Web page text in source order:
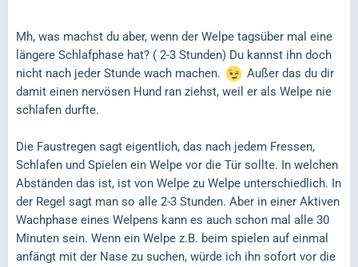
Mh, was machst du aber, wenn der Welpe tagsüber mal eine
längere Schlafphase hat? ( 2-3 Stunden) Du kannst ihn doch
nicht nach jeder Stunde wach machen.
Außer das du dir
damit einen nervösen Hund ran ziehst, weil er als Welpe nie
schlafen durfte.
Die Faustregen sagt eigentlich, das nach jedem Fressen,
Schlafen und Spielen ein Welpe vor die Tür sollte. In welchen
Abständen das ist, ist von Welpe zu Welpe unterschiedlich. In
der Regel sagt man so alle 2-3 Stunden. Aber in einer Aktiven
Wachphase eines Welpens kann es auch schon mal alle 30
Minuten sein. Wenn ein Welpe z.B. beim spielen auf einmal
anfängt mit der Nase zu suchen, würde ich ihn sofort vor die